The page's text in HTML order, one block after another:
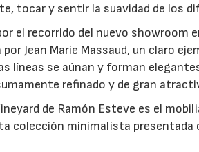
tocar y sentir la suavidad de los
el recorrido del nuevo showroom
por Jean Marie Massaud, un claro
líneas se aúnan y forman
refinado y de gran
de Ramón Esteve es el
colección minimalista presentada